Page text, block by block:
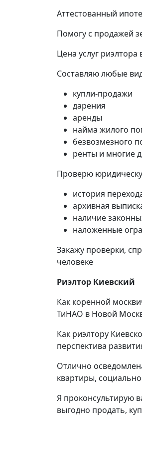
Аттестованный
Помогу с продажей
Цена услуг
Составляю любые
купли-продажи
дарения
аренды
найма жилого
безвозмезного
ренты и многие
Проверю
история
архивная
наличие
наложенные
Закажу проверки,
человеке
Риэлтор Киевский
Как коренной
ТиНАО в Новой
Как риэлтору
перспектива
Отлично
квартиры,
Я проконсультирую
выгодно продать,